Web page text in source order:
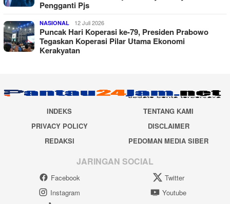
Pengganti Pjs
NASIONAL 12 Juli 2026
Puncak Hari Koperasi ke-79, Presiden Prabowo
Tegaskan Koperasi Pilar Utama Ekonomi
Kerakyatan
INDEKS
TENTANG KAMI
PRIVACY POLICY
DISCLAIMER
REDAKSI
PEDOMAN MEDIA SIBER
JARINGAN SOCIAL
Facebook
Twitter
Instagram
Youtube